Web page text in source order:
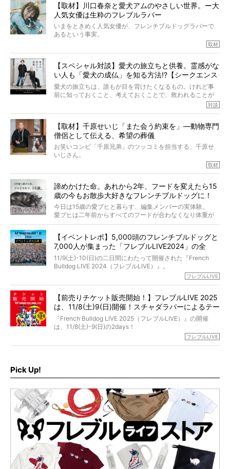
カエピソードが次から次へと飛び出しました。
【取材】川口春奈と愛犬アムのやさしい世界。ー大
人気女優は生粋のフレブルラバー
いまをときめく人気女優が、フレンチブルドッグラバーで
あるという事実。
とりを目の当たりにするほどに、そのフレンチブルドッグ
愛がわたしたちのそれとまったく同じであることに、なん
だかうれしくなってしまったのでした。
春奈さんとアムちゃんのすてきな暮らしを、BUHI編集長の
小西がいつくしみながら、切り取らせていただきます。
取材
【スペシャル対談】愛犬の旅立ちと供養。霊感がな
い人も「愛犬の成仏」を知る方法!?【シークエンス
はやとも×PELI】
愛犬の旅立ちは、誰もが目を背けたくなるもの。けれど事
前に知っておくこと、考えておくことで、救われることが
力をもつお笑い芸人「シークエンスはやとも」さんに、愛
犬の旅立ちや供養についてインタビュー。
インタビュアー兼対談相手は、大の犬好きで心霊分野の知
識にも長けているPELIさん。
「愛犬が旅立ったあと、ベッドやおもちゃはどうすればい
くれる？」
さらには、霊感がない人でも愛犬が成仏したことを知る方
法まで。
お笑い芸人だからこそ暗くなりすぎない、むしろ心がスッ
と軽くなる。
永久保存版のスペシャル対談です！
対談
【取材】千原せいじ「また会う約束を」―動物専門
僧侶として伝える、希望の葬儀
お笑いコンビ「千原兄弟」のツッコミを担当する、千原せ
いじさん。
た。
僧侶としての名は「靖賢（せいけん）」。
当時54歳という年齢にして、なぜ動物専門僧侶という道を
選んだのか。
また、愛犬の旅立ちとどのように向き合うべきなのか。
た。
取材
諦めかけた命。あれから2年、フードを変えたら15
歳の今もお散歩大好きなフレンチブルドッグに！
今日は15歳の愛ブヒと暮らす、編集メンバーの実体験。
愛ブヒは二年前からすべてのフードが合わなくなり体重が
激減。検査をしても異常はなく「年齢のせいですね…」と言
もう諦めるしかないのかな…そんなとき、我が家に届いたの
が「THE fu-do(ザ・フード)」の試食品でした。
そして「THE fu-do(ザ・フード)」を食べつづけて二年、愛
ブヒは15歳になり、今も元気にお散歩をしています。
今回は、二年前の絶望から今までを包み隠さず、時系列で
【イベントレポ】5,000頭のフレンチブルドッグと
7,000人が集まった「フレブルLIVE2024」の全
貌！
11/9(土)-10(日)の二日間にわたって開催された『French
Bulldog LIVE 2024（フレブルLIVE）』。
今年はのべ5,000頭のフレンチブルドッグと7,000人のフレ
day1の司会はフレブルラバーのロッチさん。day2の音楽フ
ェスには世代ど真ん中のPUFFYが出演するなど、例年以上
に豪華なラインナップ。
北は北海道、南は鹿児島県から。全国のフレンチブルドッ
グが一堂に会した「フレブルLIVE2024」の模様を、詳しく
フレブルLIVE
【前売りチケット販売開始！】フレブルLIVE 2025
は、11/8(土)9(日)開催！スチャダラパーによるテー
マソング制作も決定
『French Bulldog LIVE 2025（フレブルLIVE）』の開催
は、11/8(土)-9(日)の2days！
お得な前売りチケット、いよいよ販売スタートです！
ど、内容盛りだくさんでお送りしていますので、最後まで
お見逃しなく！
フレブルLIVE
Pick Up!